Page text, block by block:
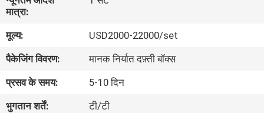
कारखाना
भ्रमण
गुणवत्ता
नियंत्रण
मात्रा:
मूल्य:
USD2000-22000/set
पैकेजिंग विवरण:
मानक निर्यात दफ़्ती बॉक्स
प्रसव के समय:
5-10 दिन
भुगतान शर्तें:
टी/टी